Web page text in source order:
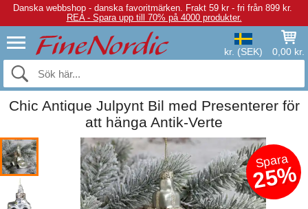
Danska webbshop - danska favoritmärken. Frakt 59 kr - fri från 899 kr.
REA - Spara upp till 70% på 4000 produkter.
kr. (SEK) 0,00 kr.
Chic Antique Julpynt Bil med Presenterer för
att hänga Antik-Verte
Spara
25%